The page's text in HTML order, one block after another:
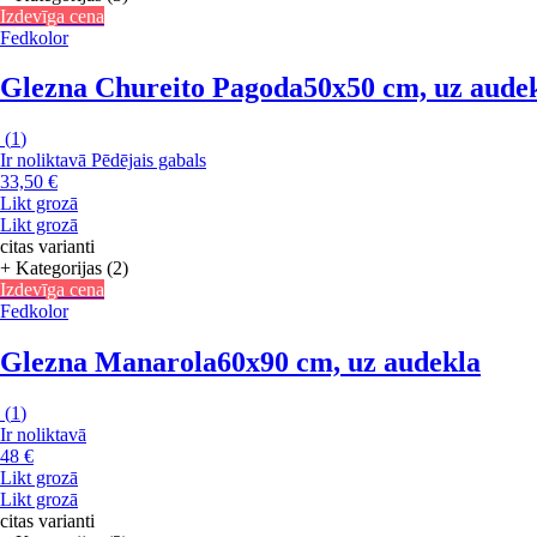
Izdevīga cena
Fedkolor
Glezna Chureito Pagoda50x50 cm, uz
(1)
Ir noliktavā Pēdējais gabals
33,50 €
Likt grozā
Likt grozā
citas varianti
+ Kategorijas (2)
Izdevīga cena
Fedkolor
Glezna Manarola60x90 cm, uz audekla
(1)
Ir noliktavā
48 €
Likt grozā
Likt grozā
citas varianti